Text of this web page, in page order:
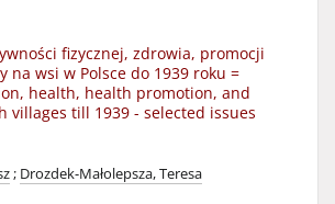
fizycznej, zdrowia, promocji
na wsi w Polsce do 1939 roku =
health, health promotion, and
villages till 1939 - selected issues
; Drozdek-Małolepsza, Teresa